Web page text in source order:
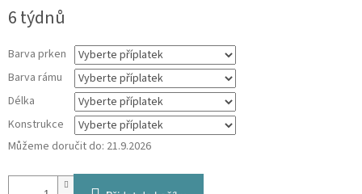
cena:
6 týdnů
Barva prken
Barva rámu
Délka
Konstrukce
Můžeme doručit do: 21.9.2026